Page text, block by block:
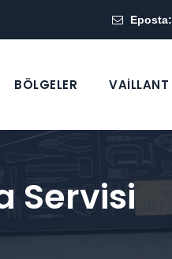
Eposta:
BÖLGELER VAİLLANT
Servisi